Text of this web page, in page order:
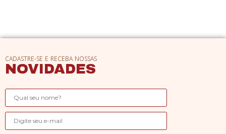
CADASTRE-SE E RECEBA NOSSAS
NOVIDADES